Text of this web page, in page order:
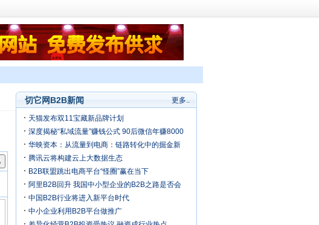
更多..
切它网B2B新闻
天猫发布双11宝藏新品牌计划
深度揭秘“私域流量”赚钱公式 90后微信年赚8000
万
华映资本：从流量到电商：链路转化中的掘金新
机
腾讯云将构建云上大数据生态
B2B联盟跳出电商平台“怪圈”赢在当下
阿里B2B回升 我国中小型企业的B2B之路是否会
迎来春天？
中国B2B行业将进入新平台时代
中小企业利用B2B平台做推广